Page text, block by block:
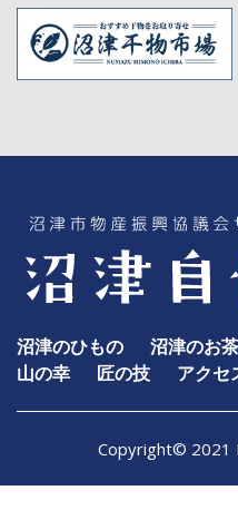
沼津のひもの 沼津のお茶
山の幸
匠の技 アクセ
Copyright© 2021